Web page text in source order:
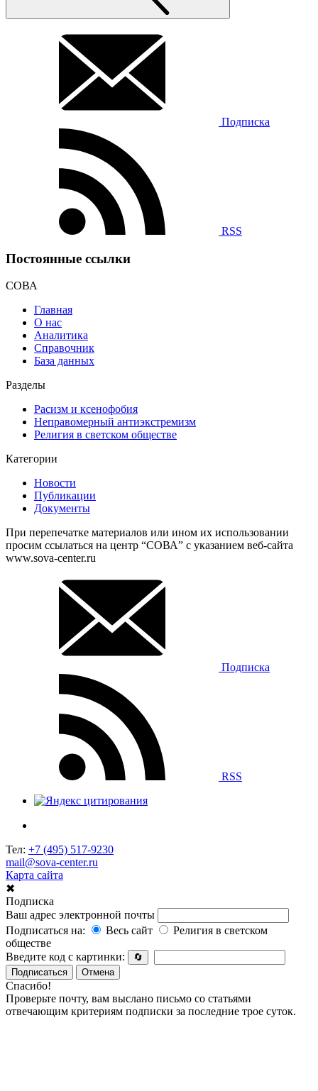
Подписка
RSS
Постоянные ссылки
СОВА
Главная
О нас
Аналитика
Справочник
База данных
Разделы
Расизм и ксенофобия
Неправомерный антиэкстремизм
Религия в светском обществе
Категории
Новости
Публикации
Документы
При перепечатке материалов или ином их использовании
просим ссылаться на центр “СОВА” с указанием веб-сайта
www.sova-center.ru
Подписка
RSS
Тел: +7 (495) 517-9230
mail@sova-center.ru
Карта сайта
✖
Подписка
Ваш адрес электронной почты
Подписаться на:
Весь сайт
Религия в светском
обществе
Введите код с картинки:
🔄
Подписаться
Отмена
Спасибо!
Проверьте почту, вам выслано письмо со статьями
отвечающим критериям подписки за последние трое суток.